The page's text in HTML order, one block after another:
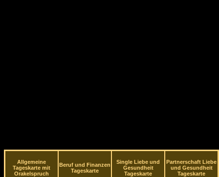
Allgemeine
Tageskarte mit
Orakelspruch
Beruf und Finanzen
Tageskarte
Single Liebe und
Gesundheit
Tageskarte
Partnerschaft Liebe
und Gesundheit
Tageskarte